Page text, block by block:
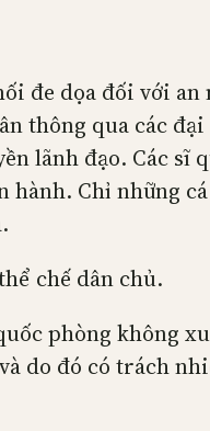
đe dọa đối với
thông qua các
lãnh đạo. Các sĩ
Chỉ những
chế dân chủ.
phòng không
do đó có trách